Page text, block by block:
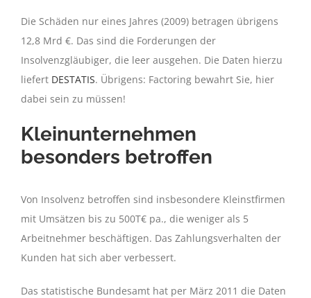
Die Schäden nur eines Jahres (2009) betragen übrigens
12,8 Mrd €. Das sind die Forderungen der
Insolvenzgläubiger, die leer ausgehen. Die Daten hierzu
liefert DESTATIS. Übrigens: Factoring bewahrt Sie, hier
dabei sein zu müssen!
Kleinunternehmen
besonders betroffen
Von Insolvenz betroffen sind insbesondere Kleinstfirmen
mit Umsätzen bis zu 500T€ pa., die weniger als 5
Arbeitnehmer beschäftigen. Das Zahlungsverhalten der
Kunden hat sich aber verbessert.
Das statistische Bundesamt hat per März 2011 die Daten